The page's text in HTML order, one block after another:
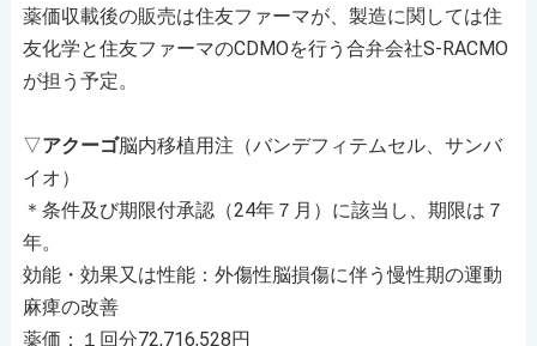
薬価収載後の販売は住友ファーマが、製造に関しては住
友化学と住友ファーマのCDMOを行う合弁会社S-RACMO
が担う予定。
▽アクーゴ脳内移植用注（バンデフィテムセル、サンバ
イオ）
＊条件及び期限付承認（24年７月）に該当し、期限は７
年。
効能・効果又は性能：外傷性脳損傷に伴う慢性期の運動
麻痺の改善
薬価：１回分72,716,528円